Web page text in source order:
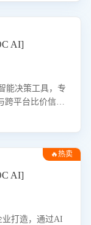
AI]
能决策工具，专
跨平台比价信
者的比价行
有效提升咨询转
避短。
🔥热卖
AI]
打造，通过AI